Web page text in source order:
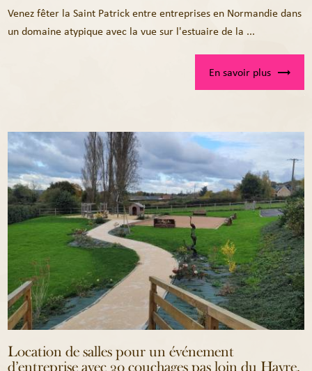
Venez fêter la Saint Patrick entre entreprises en Normandie dans
un domaine atypique avec la vue sur l'estuaire de la ...
En savoir plus
Location de salles pour un événement
d’entreprise avec 30 couchages pas loin du Havre.